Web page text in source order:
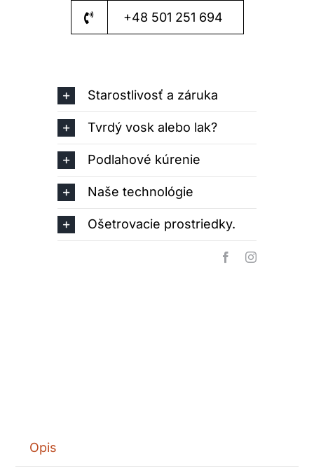
+48 501 251 694
Starostlivosť a záruka
Tvrdý vosk alebo lak?
Podlahové kúrenie
Naše technológie
Ošetrovacie prostriedky.
Opis